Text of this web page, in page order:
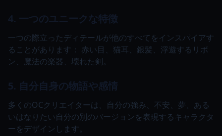
4. 一つのユニークな特徴
一つの際立ったディテールが他のすべてをインスパイアす
ることがあります： 赤い目、猫耳、銀髪、浮遊するリボ
ン、魔法の楽器、壊れた剣。
5. 自分自身の物語や感情
多くのOCクリエイターは、自分の強み、不安、夢、ある
いはなりたい自分の別のバージョンを表現するキャラクタ
ーをデザインします。